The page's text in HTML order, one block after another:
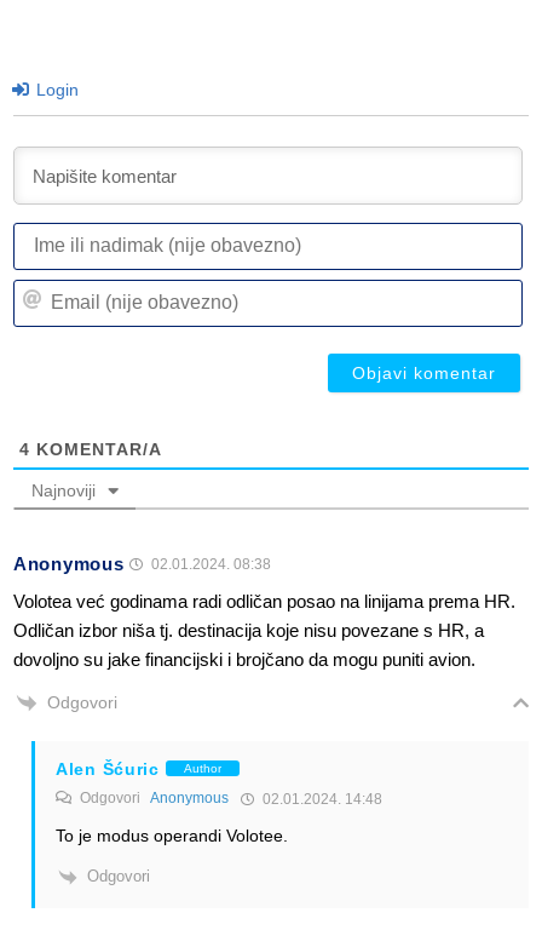
Login
4 KOMENTAR/A
Najnoviji
Anonymous 02.01.2024. 08:38
Volotea već godinama radi odličan posao na linijama prema HR.
Odličan izbor niša tj. destinacija koje nisu povezane s HR, a
dovoljno su jake financijski i brojčano da mogu puniti avion.
Odgovori
Alen Šćuric Author
Odgovori Anonymous 02.01.2024. 14:48
To je modus operandi Volotee.
Odgovori